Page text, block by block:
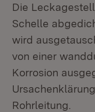
Die
Schelle
wird
von einer
Korrosion
Rohrleitung.